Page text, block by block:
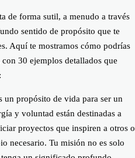
de forma sutil, a menudo a través
sentido de propósito que te
Aquí te mostramos cómo podrías
30 ejemplos detallados que
un propósito de vida para ser un
y voluntad están destinadas a
proyectos que inspiren a otros o
necesario. Tu misión no es solo